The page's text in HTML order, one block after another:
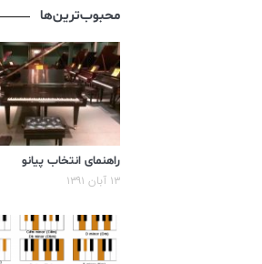
محبوب‌ترین‌ها
راهنمای انتخاب پیانو
۱۳ آبان ۱۳۹۱